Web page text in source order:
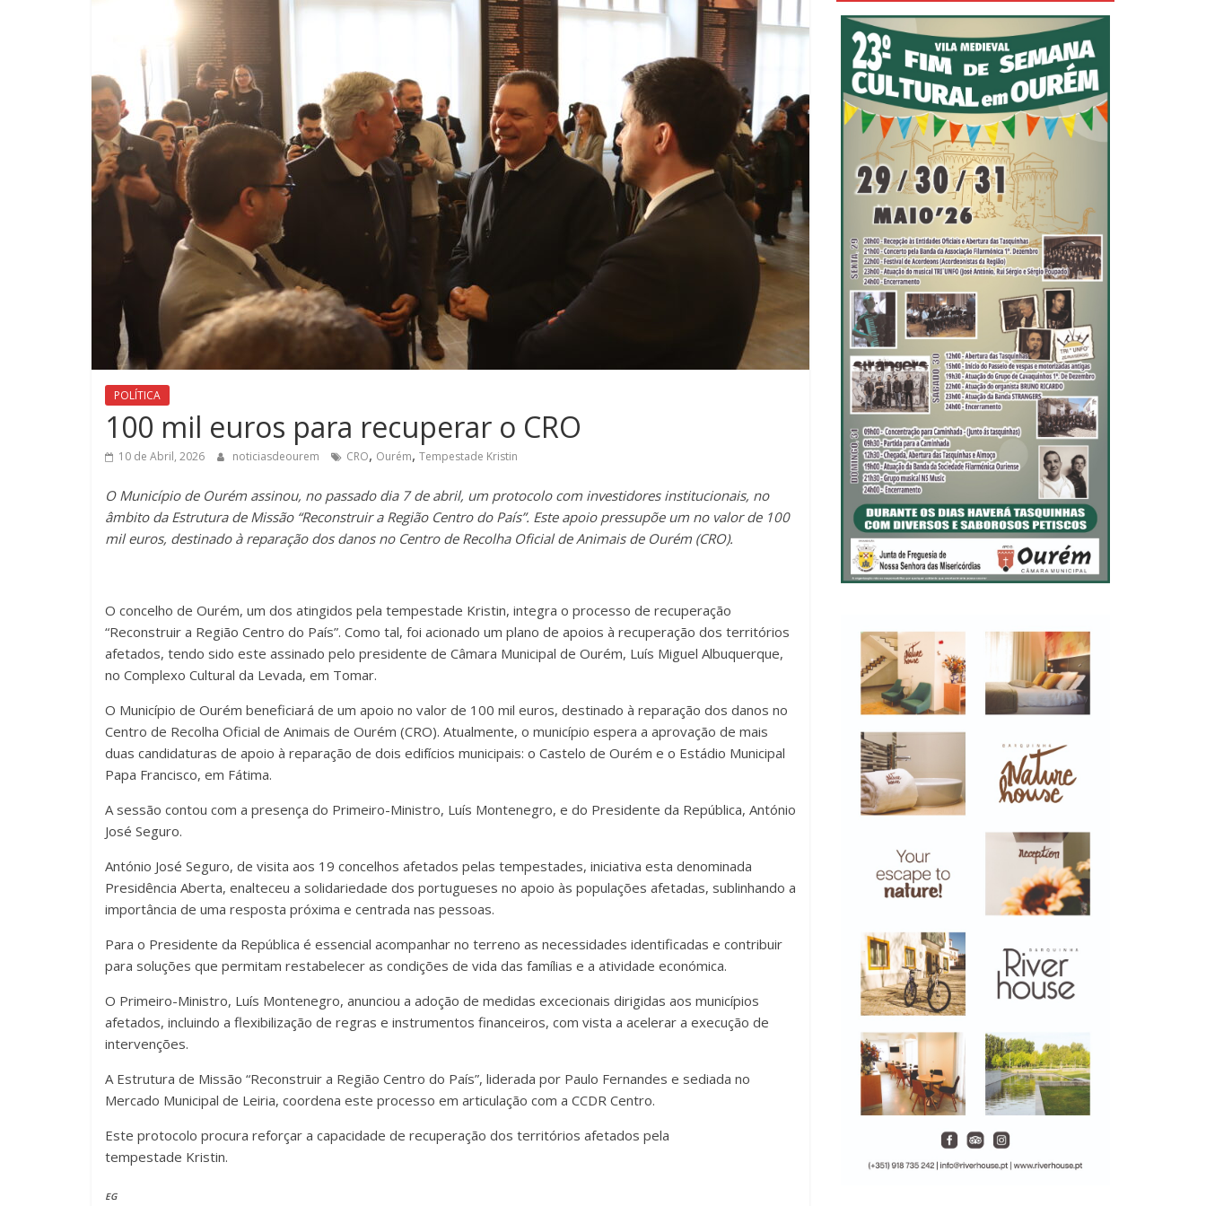
POLÍTICA
100 mil euros para recuperar o CRO
10 de Abril, 2026 noticiasdeourem CRO, Ourém, Tempestade Kristin
O Município de Ourém assinou, no passado dia 7 de abril, um protocolo com investidores institucionais, no
âmbito da Estrutura de Missão “Reconstruir a Região Centro do País”. Este apoio pressupõe um no valor de 100
mil euros, destinado à reparação dos danos no Centro de Recolha Oficial de Animais de Ourém (CRO).
O concelho de Ourém, um dos atingidos pela tempestade Kristin, integra o processo de recuperação
“Reconstruir a Região Centro do País”. Como tal, foi acionado um plano de apoios à recuperação dos territórios
afetados, tendo sido este assinado pelo presidente de Câmara Municipal de Ourém, Luís Miguel Albuquerque,
no Complexo Cultural da Levada, em Tomar.
O Município de Ourém beneficiará de um apoio no valor de 100 mil euros, destinado à reparação dos danos no
Centro de Recolha Oficial de Animais de Ourém (CRO). Atualmente, o município espera a aprovação de mais
duas candidaturas de apoio à reparação de dois edifícios municipais: o Castelo de Ourém e o Estádio Municipal
Papa Francisco, em Fátima.
A sessão contou com a presença do Primeiro-Ministro, Luís Montenegro, e do Presidente da República, António
José Seguro.
António José Seguro, de visita aos 19 concelhos afetados pelas tempestades, iniciativa esta denominada
Presidência Aberta, enalteceu a solidariedade dos portugueses no apoio às populações afetadas, sublinhando a
importância de uma resposta próxima e centrada nas pessoas.
Para o Presidente da República é essencial acompanhar no terreno as necessidades identificadas e contribuir
para soluções que permitam restabelecer as condições de vida das famílias e a atividade económica.
O Primeiro-Ministro, Luís Montenegro, anunciou a adoção de medidas excecionais dirigidas aos municípios
afetados, incluindo a flexibilização de regras e instrumentos financeiros, com vista a acelerar a execução de
intervenções.
A Estrutura de Missão “Reconstruir a Região Centro do País”, liderada por Paulo Fernandes e sediada no
Mercado Municipal de Leiria, coordena este processo em articulação com a CCDR Centro.
Este protocolo procura reforçar a capacidade de recuperação dos territórios afetados pela
tempestade Kristin.
EG